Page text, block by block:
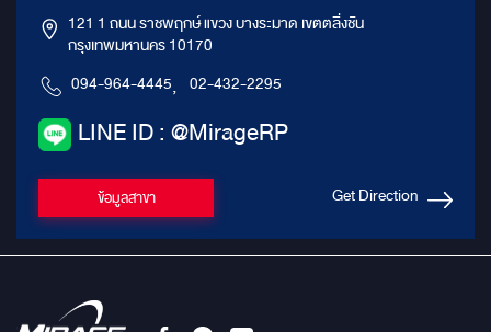
121 1 ถนน ราชพฤกษ์ แขวง บางระมาด เขตตลิ่งชัน
กรุงเทพมหานคร 10170
094-964-4445, 02-432-2295
LINE ID : @MirageRP
ข้อมูลสาขา Get Direction